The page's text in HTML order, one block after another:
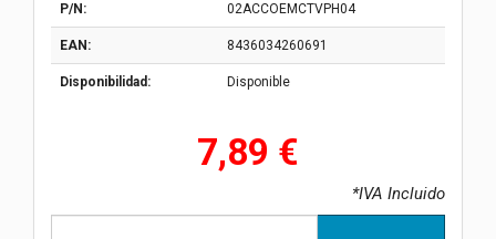
P/N: 02ACCOEMCTVPH04
EAN: 8436034260691
Disponibilidad: Disponible
7,89 €
*IVA Incluido